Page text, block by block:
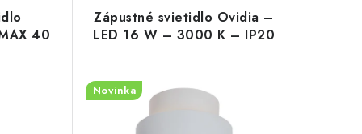
40
Zápustné svietidlo Ovidia –
LED 16 W – 3000 K – IP20
Novinka